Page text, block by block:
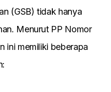
(GSB) tidak hanya
Menurut PP Nomor
ini memiliki beberapa